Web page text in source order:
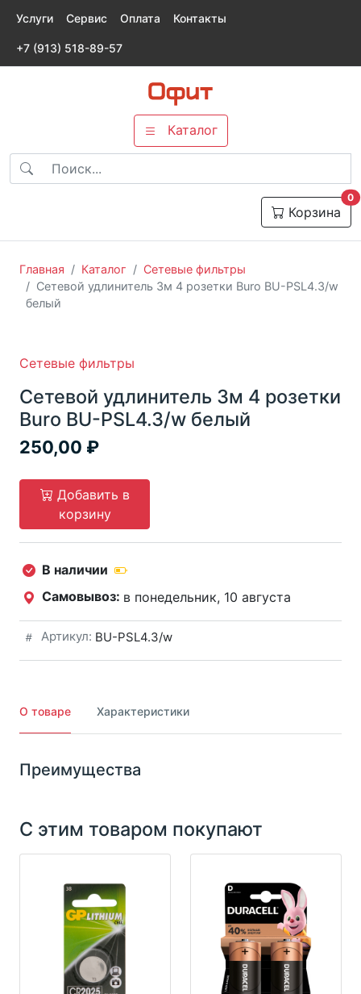
Услуги Сервис Оплата Контакты
+7 (913) 518-89-57
Каталог
Корзина
0
Главная Каталог
Сетевые фильтры
Сетевой удлинитель 3м 4 розетки Buro BU-PSL4.3/w
белый
Сетевые фильтры
Сетевой удлинитель 3м 4 розетки
Buro BU-PSL4.3/w белый
250,00
Добавить в
корзину
В наличии
Самовывоз: в понедельник, 10 августа
Артикул: BU-PSL4.3/w
О товаре Характеристики
Преимущества
С этим товаром покупают